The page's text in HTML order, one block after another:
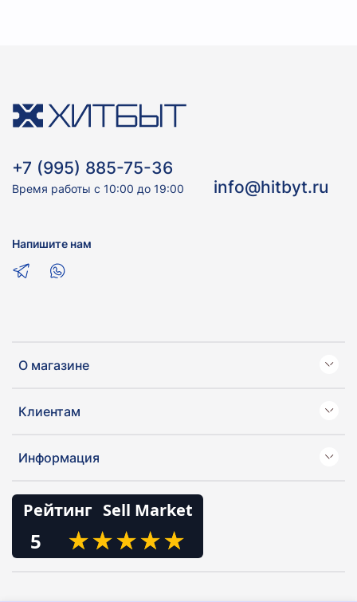
О магазине
Клиентам
Информация
Рейтинг Sell Market
5 ★
★★
★★
★★
★★
★
+7 (995) 885-75-36
Время работы с 10:00 до 19:00 info@hitbyt.ru
Напишите нам